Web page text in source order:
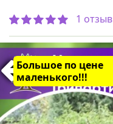
1 отзыв
Большое по цене
маленького!!!